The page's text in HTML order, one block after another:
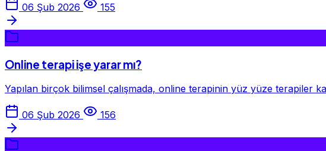
06 Şub 2026 155
Online terapi işe yarar mı?
Yapılan birçok bilimsel çalışmada, online terapinin yüz yüze terapiler
06 Şub 2026 156